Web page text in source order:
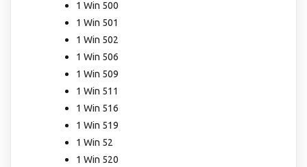
1 Win 500
1 Win 501
1 Win 502
1 Win 506
1 Win 509
1 Win 511
1 Win 516
1 Win 519
1 Win 52
1 Win 520